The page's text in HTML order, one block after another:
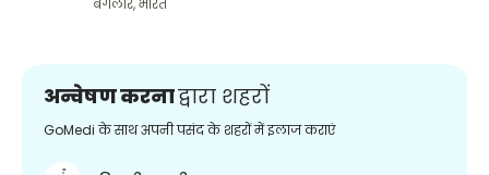
बैंगलोर,भारत
अन्वेषण करनाद्वारा शहरों
GoMedi के साथ अपनी पसंद के शहरों में इलाज कराएं